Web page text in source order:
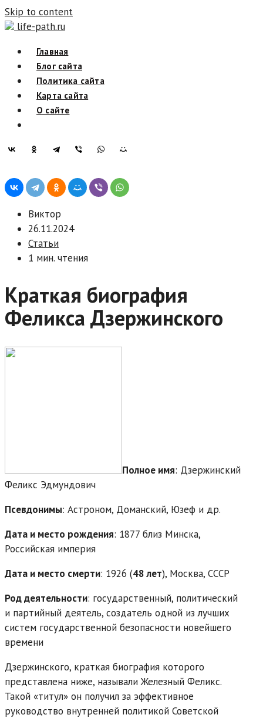
Skip to content
life-path.ru
Главная
Блог сайта
Политика сайта
Карта сайта
О сайте
Виктор
26.11.2024
Статьи
1 мин. чтения
Краткая биография
Феликса Дзержинского
Полное имя: Дзержинский
Феликс Эдмундович
Псевдонимы: Астроном, Доманский, Юзеф и др.
Дата и место рождения: 1877 близ Минска,
Российская империя
Дата и место смерти: 1926 (48 лет), Москва, СССР
Род деятельности: государственный, политический
и партийный деятель, создатель одной из лучших
систем государственной безопасности новейшего
времени
Дзержинского, краткая биография которого
представлена ниже, называли Железный Феликс.
Такой «титул» он получил за эффективное
руководство внутренней политикой Советской